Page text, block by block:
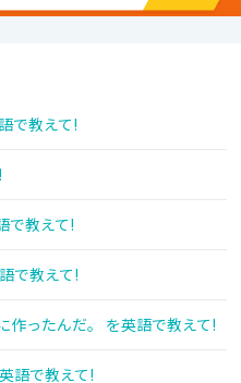
で教えて!
で教えて!
で教えて!
作ったんだ。 を英語で教えて!
語で教えて!